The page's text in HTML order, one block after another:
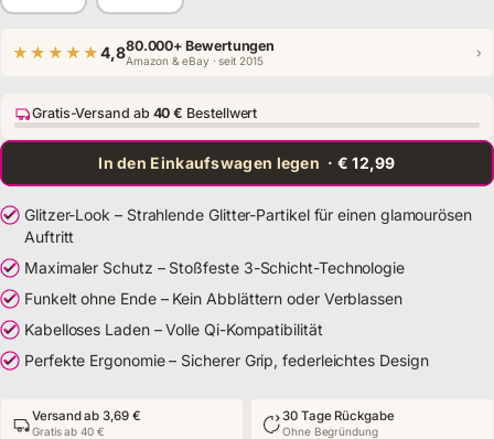
★★★★★4,880.000+ Bewertungen
Amazon & eBay · seit 2015 ›
Gratis-Versand ab 40 € Bestellwert
In den Einkaufswagen legen · € 12,99
Glitzer-Look – Strahlende Glitter-Partikel für einen glamourösen
Auftritt
Maximaler Schutz – Stoßfeste 3-Schicht-Technologie
Funkelt ohne Ende – Kein Abblättern oder Verblassen
Kabelloses Laden – Volle Qi-Kompatibilität
Perfekte Ergonomie – Sicherer Grip, federleichtes Design
Versand ab 3,69 €
Gratis ab 40 €
30 Tage Rückgabe
Ohne Begründung